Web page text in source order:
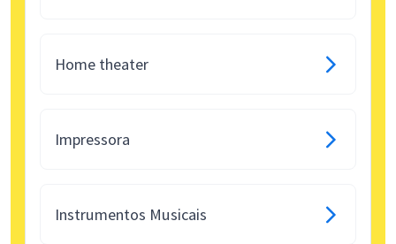
Home theater
Impressora
Instrumentos Musicais